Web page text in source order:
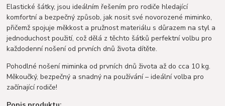
Elastické šátky, jsou ideálním řešením pro rodiče hledající
komfortní a bezpečný způsob, jak nosit své novorozené miminko,
přičemž spojuje měkkost a pružnost materiálu s důrazem na styl a
jednoduchost použití, což dělá z těchto šátků perfektní volbu pro
každodenní nošení od prvních dnů života dítěte.
Pohodlné nošení miminka od prvních dnů života až do cca 10 kg.
Měkoučký, bezpečný a snadný na používání – ideální volba pro
začínající rodiče!